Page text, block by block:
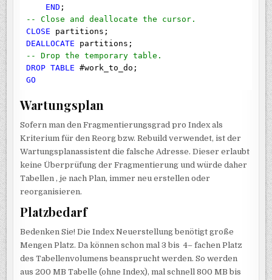
END
-- Close and deallocate the cursor.
CLOSE
DEALLOCATE
-- Drop the temporary table.
DROP TABLE
GO
Wartungsplan
Sofern man den Fragmentierungsgrad pro Index als
Kriterium für den Reorg bzw. Rebuild verwendet, ist der
Wartungsplanassistent die falsche Adresse. Dieser erlaubt
keine Überprüfung der Fragmentierung und würde daher
Tabellen , je nach Plan, immer neu erstellen oder
reorganisieren.
Platzbedarf
Bedenken Sie! Die Index Neuerstellung benötigt große
Mengen Platz. Da können schon mal 3 bis 4– fachen Platz
des Tabellenvolumens beansprucht werden. So werden
aus 200 MB Tabelle (ohne Index), mal schnell 800 MB bis